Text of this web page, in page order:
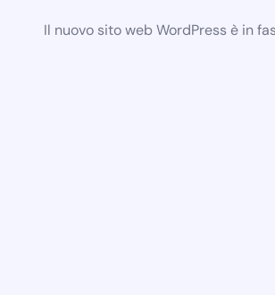
Il nuovo sito web WordPress è in